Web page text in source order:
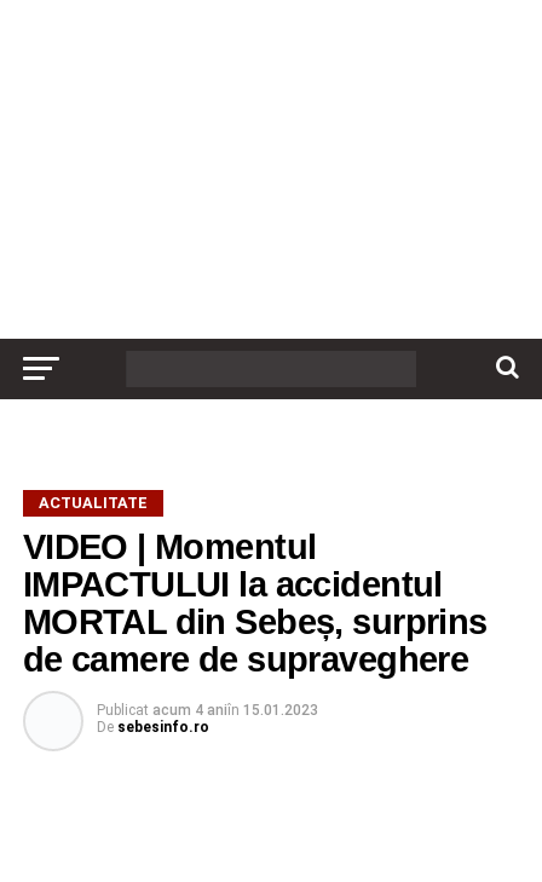
ACTUALITATE
VIDEO | Momentul
IMPACTULUI la accidentul
MORTAL din Sebeș, surprins
de camere de supraveghere
Publicat acum 4 aniîn 15.01.2023
De sebesinfo.ro